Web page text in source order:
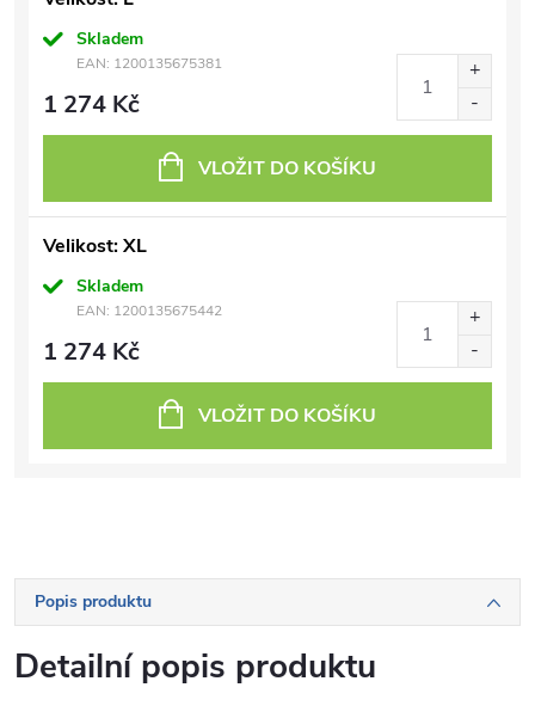
Skladem
EAN: 1200135675381
1 274 Kč
VLOŽIT DO KOŠÍKU
Velikost: XL
Skladem
EAN: 1200135675442
1 274 Kč
VLOŽIT DO KOŠÍKU
Popis produktu
Detailní popis produktu